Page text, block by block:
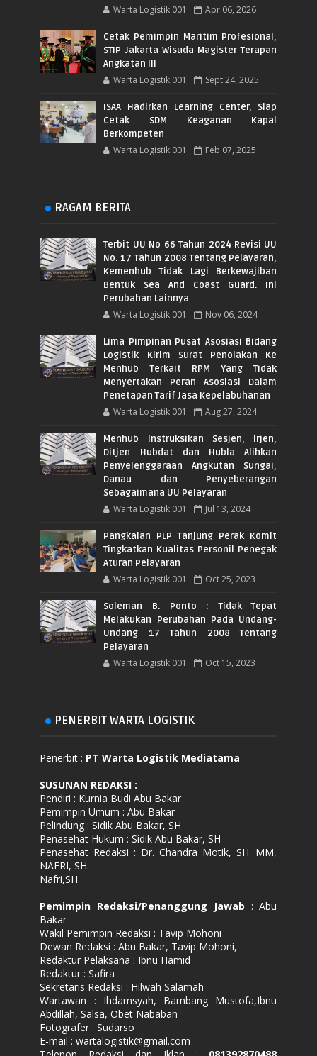
Warta Logistik 001 Apr 06, 2026
Cetak Pemimpin Maritim Profesional,
STIP Jakarta Wisuda Magister Terapan
Angkatan III
Warta Logistik 001 Sept 24, 2025
ISAA Hadirkan Learning Center, Siap
Cetak SDM Keaganan Kapal
Berkompeten
Warta Logistik 001 Feb 07, 2025
RAGAM BERITA
Terbit UU No 66 Tahun 2024 Revisi UU
No. 17 Tahun 2008 Tentang Pelayaran,
Kemenhub Tidak Lagi Berkewajiban
Bentuk Sea And Coast Guard. Ini
Perubahan Lainnya
Warta Logistik 001 Nov 06, 2024
Lima Pimpinan Pusat Asosiasi Bidang
Logistik Kirim Surat Penolakan Ke
Menhub Terkait RPM Yang Tidak
Menyertakan Peran Asosiasi Dalam
Penetapan Tarif Jasa Kepelabuhanan
Warta Logistik 001 Aug 27, 2024
Menhub Instruksikan Sesjen, Irjen,
Ditjen Hubdat dan Hubla Alihkan
Penyelenggaraan Angkutan Sungai,
Danau dan Penyeberangan
Sebagaimana UU Pelayaran
Warta Logistik 001 Jul 13, 2024
Pangkalan PLP Tanjung Perak Komit
Tingkatkan Kualitas Personil Penegak
Aturan Pelayaran
Warta Logistik 001 Oct 25, 2023
Soleman B. Ponto : Tidak Tepat
Melakukan Perubahan Pada Undang-
Undang 17 Tahun 2008 Tentang
Pelayaran
Warta Logistik 001 Oct 15, 2023
PENERBIT WARTA LOGISTIK
Penerbit : PT Warta Logistik Mediatama
SUSUNAN REDAKSI :
Pendiri : Kurnia Budi Abu Bakar
Pemimpin Umum : Abu Bakar
Pelindung : Sidik Abu Bakar, SH
Penasehat Hukum : Sidik Abu Bakar, SH
Penasehat Redaksi : Dr. Chandra Motik, SH. MM,
NAFRI, SH.
Nafri,SH.
Pemimpin Redaksi/Penanggung Jawab : Abu
Bakar
Wakil Pemimpin Redaksi : Tavip Mohoni
Dewan Redaksi : Abu Bakar, Tavip Mohoni,
Redaktur Pelaksana : Ibnu Hamid
Redaktur : Safira
Sekretaris Redaksi : Hilwah Salamah
Wartawan : Ihdamsyah, Bambang Mustofa,Ibnu
Abdillah, Salsa, Obet Nababan
Fotografer : Sudarso
E-mail : wartalogistik@gmail.com